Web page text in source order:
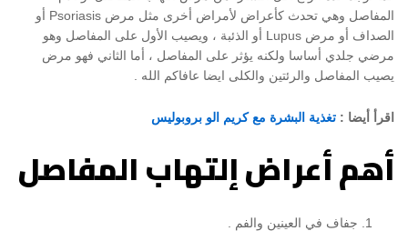
المفاصل وهي تحدث كأعراض لأمراض أخرى مثل مرض Psoriasis أو
الصداف أو مرض Lupus أو الذئبة ، ويصيب الأول على المفاصل وهو
مرضي جلدي أساسا ولكنه يؤثر على المفاصل ، أما الثاني فهو مرض
يصيب المفاصل والرئتين والكلى ايضا عافاكم الله .
اقرأ أيضا : تغذية البشرة مع كريم الو بروبوليس
أهم أعراض إلتهاب المفاصل
جفاف في العينين والفم .